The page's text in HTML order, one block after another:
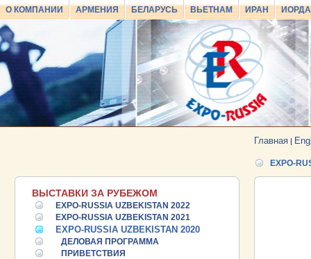
О КОМПАНИИ АРМЕНИЯ БЕЛАРУСЬ ВЬЕТНАМ ИРАН
Главная |
ВЫСТАВКИ ЗА РУБЕЖОМ
EXPO-RUSSIA UZBEKISTAN 2022
EXPO-RUSSIA UZBEKISTAN 2021
EXPO-RUSSIA UZBEKISTAN 2020
ДЕЛОВАЯ ПРОГРАММА
ПРИВЕТСТВИЯ
25.06.2026 ::Пост-релиз
EXPO-